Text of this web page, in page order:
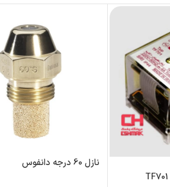
نازل 60 درجه دانفوس